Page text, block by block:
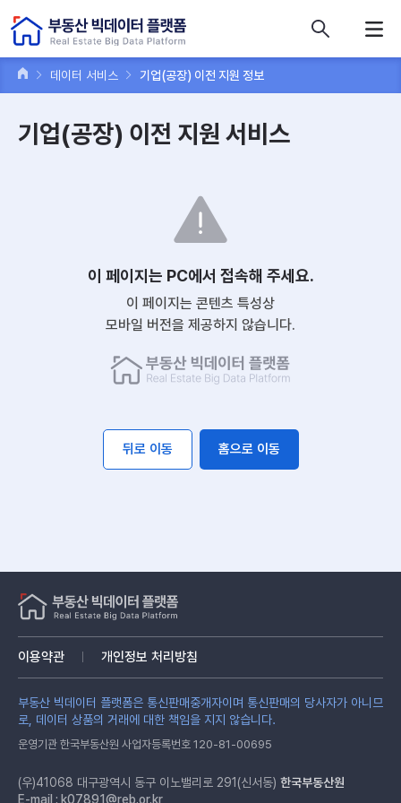
데이터 서비스 기업(공장) 이전 지원 정보
기업(공장) 이전 지원 서비스
이 페이지는 PC에서 접속해 주세요.
이 페이지는 콘텐츠 특성상
모바일 버전을 제공하지 않습니다.
뒤로 이동 홈으로 이동
이용약관 개인정보 처리방침
부동산 빅데이터 플랫폼은 통신판매중개자이며 통신판매의 당사자가 아니므
로, 데이터 상품의 거래에 대한 책임을 지지 않습니다.
운영기관 한국부동산원 사업자등록번호 120-81-00695
(우)41068 대구광역시 동구 이노밸리로 291(신서동) 한국부동산원
E-mail : k07891@reb.or.kr